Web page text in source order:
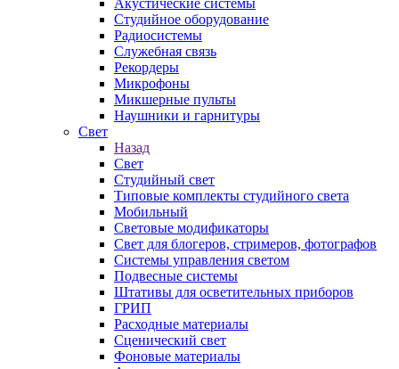
Акустические системы
Студийное оборудование
Радиосистемы
Служебная связь
Рекордеры
Микрофоны
Микшерные пульты
Наушники и гарнитуры
Свет
Назад
Свет
Студийный свет
Типовые комплекты студийного света
Мобильный
Световые модификаторы
Свет для блогеров, стримеров, фотографов
Системы управления светом
Подвесные системы
Штативы для осветительных приборов
ГРИП
Расходные материалы
Сценический свет
Фоновые материалы